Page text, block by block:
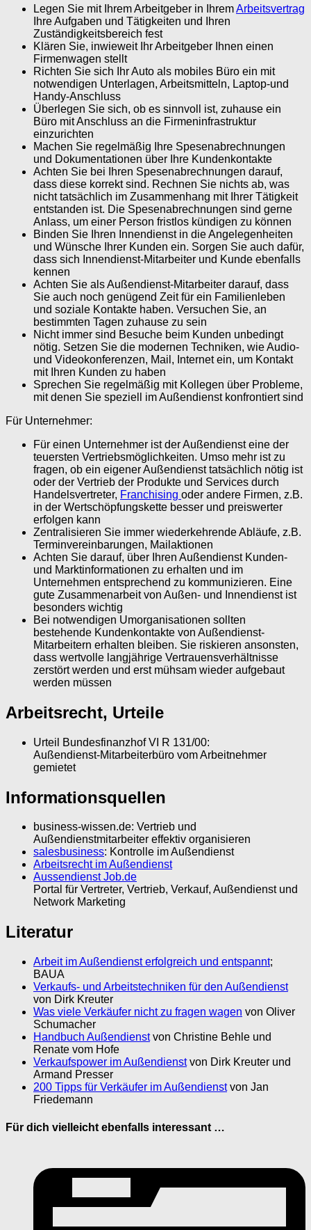
Legen Sie mit Ihrem Arbeitgeber in IhremArbeitsvertrag
Ihre Aufgaben und Tätigkeiten und Ihren
Zuständigkeitsbereich fest
Klären Sie, inwieweit Ihr Arbeitgeber Ihnen einen
Firmenwagen stellt
Richten Sie sich Ihr Auto als mobiles Büro ein mit
notwendigen Unterlagen, Arbeitsmitteln, Laptop-und
Handy-Anschluss
Überlegen Sie sich, ob es sinnvoll ist, zuhause ein
Büro mit Anschluss an die Firmeninfrastruktur
einzurichten
Machen Sie regelmäßig Ihre Spesenabrechnungen
und Dokumentationen über Ihre Kundenkontakte
Achten Sie bei Ihren Spesenabrechnungen darauf,
dass diese korrekt sind. Rechnen Sie nichts ab, was
nicht tatsächlich im Zusammenhang mit Ihrer Tätigkeit
entstanden ist. Die Spesenabrechnungen sind gerne
Anlass, um einer Person fristlos kündigen zu können
Binden Sie Ihren Innendienst in die Angelegenheiten
und Wünsche Ihrer Kunden ein. Sorgen Sie auch dafür,
dass sich Innendienst-Mitarbeiter und Kunde ebenfalls
kennen
Achten Sie als Außendienst-Mitarbeiter darauf, dass
Sie auch noch genügend Zeit für ein Familienleben
und soziale Kontakte haben. Versuchen Sie, an
bestimmten Tagen zuhause zu sein
Nicht immer sind Besuche beim Kunden unbedingt
nötig. Setzen Sie die modernen Techniken, wie Audio-
und Videokonferenzen, Mail, Internet ein, um Kontakt
mit Ihren Kunden zu haben
Sprechen Sie regelmäßig mit Kollegen über Probleme,
mit denen Sie speziell im Außendienst konfrontiert sind
Für Unternehmer:
Für einen Unternehmer ist der Außendienst eine der
teuersten Vertriebsmöglichkeiten. Umso mehr ist zu
fragen, ob ein eigener Außendienst tatsächlich nötig ist
oder der Vertrieb der Produkte und Services durch
Handelsvertreter, Franchising oder andere Firmen, z.B.
in der Wertschöpfungskette besser und preiswerter
erfolgen kann
Zentralisieren Sie immer wiederkehrende Abläufe, z.B.
Terminvereinbarungen, Mailaktionen
Achten Sie darauf, über Ihren Außendienst Kunden-
und Marktinformationen zu erhalten und im
Unternehmen entsprechend zu kommunizieren. Eine
gute Zusammenarbeit von Außen- und Innendienst ist
besonders wichtig
Bei notwendigen Umorganisationen sollten
bestehende Kundenkontakte von Außendienst-
Mitarbeitern erhalten bleiben. Sie riskieren ansonsten,
dass wertvolle langjährige Vertrauensverhältnisse
zerstört werden und erst mühsam wieder aufgebaut
werden müssen
Arbeitsrecht, Urteile
Urteil Bundesfinanzhof VI R 131/00:
Außendienst-Mitarbeiterbüro vom Arbeitnehmer
gemietet
Informationsquellen
business-wissen.de: Vertrieb und
Außendienstmitarbeiter effektiv organisieren
salesbusiness: Kontrolle im Außendienst
Arbeitsrecht im Außendienst
Aussendienst Job.de
Portal für Vertreter, Vertrieb, Verkauf, Außendienst und
Network Marketing
Literatur
Arbeit im Außendienst erfolgreich und entspannt;
BAUA
Verkaufs- und Arbeitstechniken für den Außendienst
von Dirk Kreuter
Was viele Verkäufer nicht zu fragen wagen von Oliver
Schumacher
Handbuch Außendienstvon Christine Behle und
Renate vom Hofe
Verkaufspower im Außendienstvon Dirk Kreuter und
Armand Presser
200 Tipps für Verkäufer im Außendienstvon Jan
Friedemann
Für dich vielleicht ebenfalls interessant …